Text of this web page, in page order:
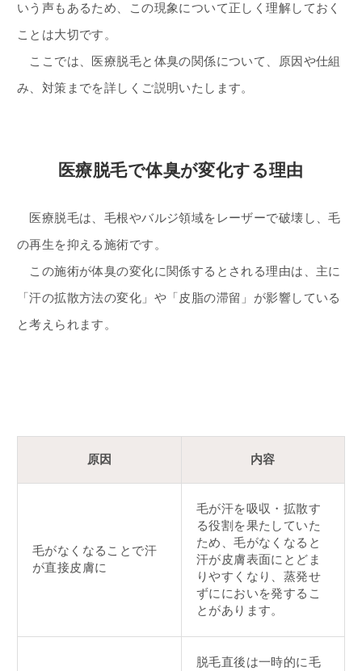
いう声もあるため、この現象について正しく理解しておく
ことは大切です。
ここでは、医療脱毛と体臭の関係について、原因や仕組
み、対策までを詳しくご説明いたします。
医療脱毛で体臭が変化する理由
医療脱毛は、毛根やバルジ領域をレーザーで破壊し、毛
の再生を抑える施術です。
この施術が体臭の変化に関係するとされる理由は、主に
「汗の拡散方法の変化」や「皮脂の滞留」が影響している
と考えられます。
原因 内容
毛がなくなることで汗
が直接皮膚に
毛が汗を吸収・拡散す
る役割を果たしていた
ため、毛がなくなると
汗が皮膚表面にとどま
りやすくなり、蒸発せ
ずににおいを発するこ
とがあります。
脱毛直後は一時的に毛